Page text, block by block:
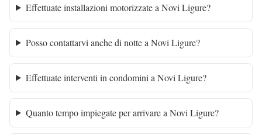
Effettuate installazioni motorizzate a Novi Ligure?
Posso contattarvi anche di notte a Novi Ligure?
Effettuate interventi in condomini a Novi Ligure?
Quanto tempo impiegate per arrivare a Novi Ligure?